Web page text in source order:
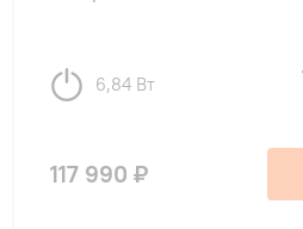
6,84 Вт
117 990 ₽